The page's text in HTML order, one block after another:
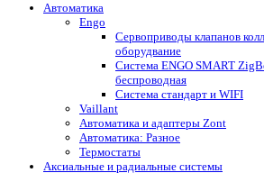
Автоматика
Engo
Сервоприводы клапанов
оборудвание
Система ENGO SMART
беспроводная
Система стандарт и WIFI
Vaillant
Автоматика и адаптеры Zont
Автоматика: Разное
Термостаты
Аксиальные и радиальные системы